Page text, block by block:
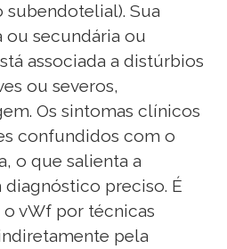
subendotelial). Sua
ou secundária ou
associada a distúrbios
ou severos,
Os sintomas clínicos
confundidos com o
o que salienta a
preciso. É
vWf por técnicas
pela